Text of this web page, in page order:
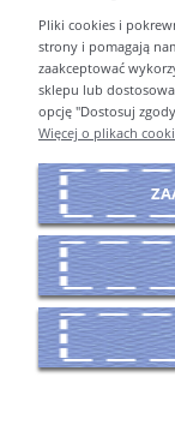
Pliki cookies i
strony i pomagają
zaakceptować
sklepu lub
opcję "Dostosuj
Więcej o plikach